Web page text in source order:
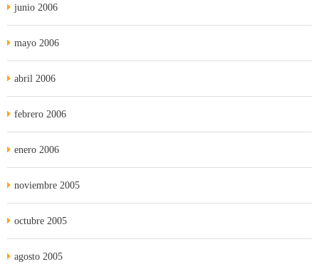
junio 2006
mayo 2006
abril 2006
febrero 2006
enero 2006
noviembre 2005
octubre 2005
agosto 2005